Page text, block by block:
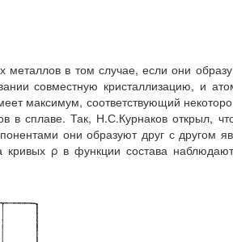
металлов в том случае, если они
совместную кристаллизацию, и
максимум, соответствующий
в сплаве. Так, Н.С.Курнаков открыл,
они образуют друг с другом
кривых ρ в функции состава